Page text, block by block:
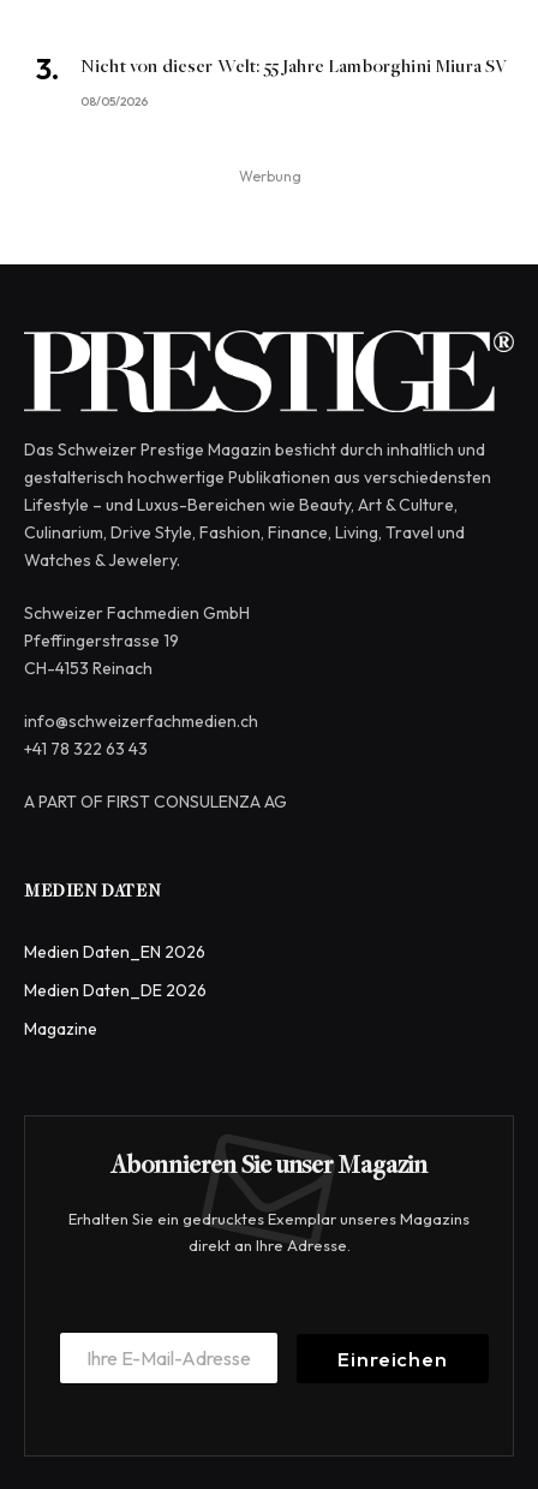
Nicht von dieser Welt: 55 Jahre Lamborghini Miura SV
08/05/2026
Werbung
Das Schweizer Prestige Magazin besticht durch inhaltlich und
gestalterisch hochwertige Publikationen aus verschiedensten
Lifestyle – und Luxus-Bereichen wie Beauty, Art & Culture,
Culinarium, Drive Style, Fashion, Finance, Living, Travel und
Watches & Jewelery.
Schweizer Fachmedien GmbH
Pfeffingerstrasse 19
CH-4153 Reinach
info@schweizerfachmedien.ch
+41 78 322 63 43
A PART OF FIRST CONSULENZA AG
MEDIEN DATEN
Medien Daten_EN 2026
Medien Daten_DE 2026
Magazine
Abonnieren Sie unser Magazin
Erhalten Sie ein gedrucktes Exemplar unseres Magazins
direkt an Ihre Adresse.
E
E
a
*
Einreichen